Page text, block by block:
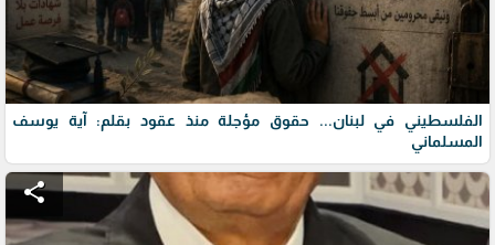
الفلسطيني في لبنان... حقوق مؤجلة منذ عقود بقلم: آية يوسف
المسلماني
share